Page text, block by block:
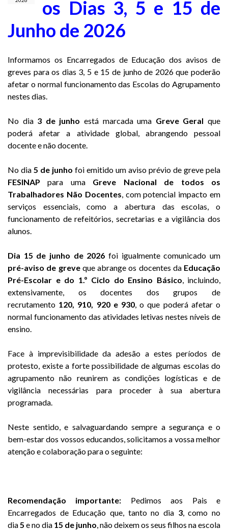
os Dias 3, 5 e 15 de
Junho de 2026
Informamos os Encarregados de Educação dos avisos de
greves para os dias 3, 5 e 15 de junho de 2026 que poderão
afetar o normal funcionamento das Escolas do Agrupamento
nestes dias.
No dia 3 de junho está marcada uma Greve Geral que
poderá afetar a atividade global, abrangendo pessoal
docente e não docente.
No dia 5 de junho foi emitido um aviso prévio de greve pela
FESINAP para uma Greve Nacional de todos os
Trabalhadores Não Docentes, com potencial impacto em
serviços essenciais, como a abertura das escolas, o
funcionamento de refeitórios, secretarias e a vigilância dos
alunos.
Dia 15 de junho de 2026 foi igualmente comunicado um
pré-aviso de greveque abrange os docentes da Educação
Pré-Escolar e do 1.º Ciclo do Ensino Básico, incluindo,
extensivamente, os docentes dos grupos de
recrutamento 120, 910, 920 e 930, o que poderá afetar o
normal funcionamento das atividades letivas nestes níveis de
ensino.
Face à imprevisibilidade da adesão a estes períodos de
protesto, existe a forte possibilidade de algumas escolas do
agrupamento não reunirem as condições logísticas e de
vigilância necessárias para proceder à sua abertura
programada.
Neste sentido, e salvaguardando sempre a segurança e o
bem-estar dos vossos educandos, solicitamos a vossa melhor
atenção e colaboração para o seguinte:
Recomendação importante: Pedimos aos Pais e
Encarregados de Educação que, tanto no dia 3, como no
dia5 e no dia 15 de junho, não deixem os seus filhos na escola